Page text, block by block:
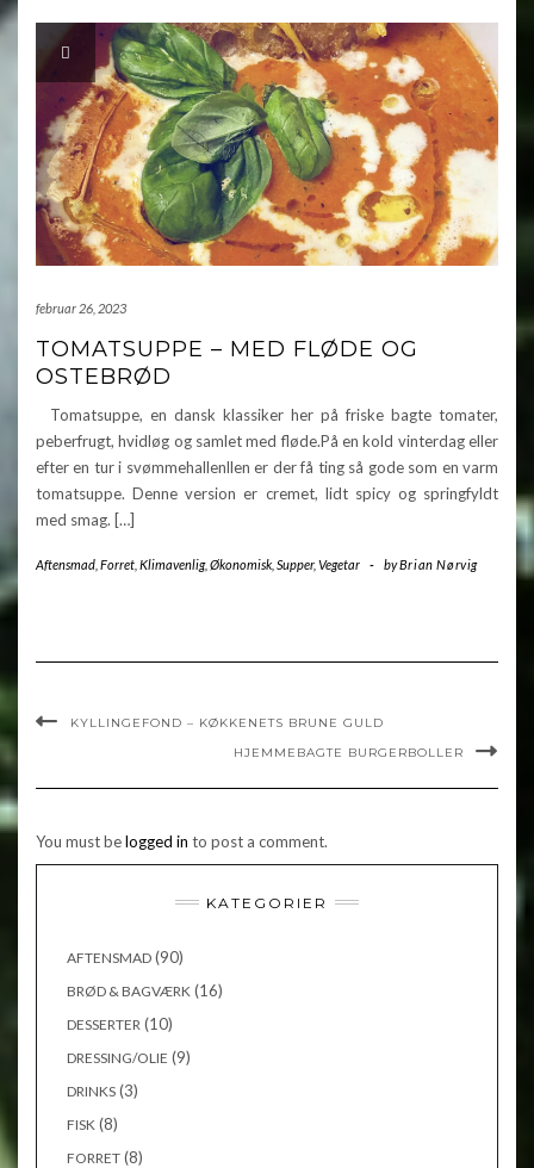
februar 26, 2023
TOMATSUPPE – MED FLØDE OG
OSTEBRØD
Tomatsuppe, en dansk klassiker her på friske bagte tomater,
peberfrugt, hvidløg og samlet med fløde.På en kold vinterdag eller
efter en tur i svømmehallenllen er der få ting så gode som en varm
tomatsuppe. Denne version er cremet, lidt spicy og springfyldt
med smag. […]
Aftensmad Forret Klimavenlig, Økonomisk Supper, Vegetar - byBrian Nørvig
KYLLINGEFOND – KØKKENETS BRUNE GULD
HJEMMEBAGTE BURGERBOLLER
You must belogged in to post a comment.
KATEGORIER
AFTENSMAD (90)
BRØD & BAGVÆRK (16)
DESSERTER (10)
DRESSING/OLIE (9)
DRINKS (3)
FISK (8)
FORRET (8)